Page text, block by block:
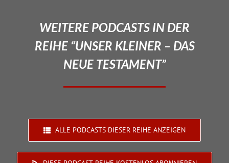
WEITERE PODCASTS IN DER
REIHE “UNSER KLEINER – DAS
NEUE TESTAMENT”
ALLE PODCASTS DIESER REIHE ANZEIGEN